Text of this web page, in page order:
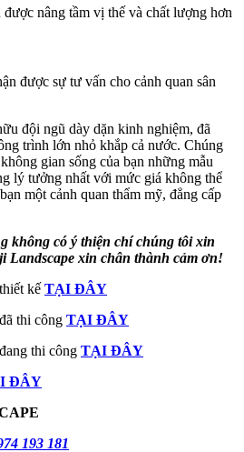
nâng tầm vị thế và chất lượng hơn
được sự tư vấn cho cảnh quan sân
đội ngũ dày dặn kinh nghiệm, đã
trình lớn nhỏ khắp cả nước. Chúng
gian sống của bạn những mẫu
lý tưởng nhất với mức giá không thể
một cảnh quan thẩm mỹ, đẳng cấp
không có ý thiện chí chúng tôi xin
Landscape xin chân thành cảm ơn!
kế TẠI ĐÂY
thi công TẠI ĐÂY
thi công TẠI ĐÂY
ĐÂY
193 181